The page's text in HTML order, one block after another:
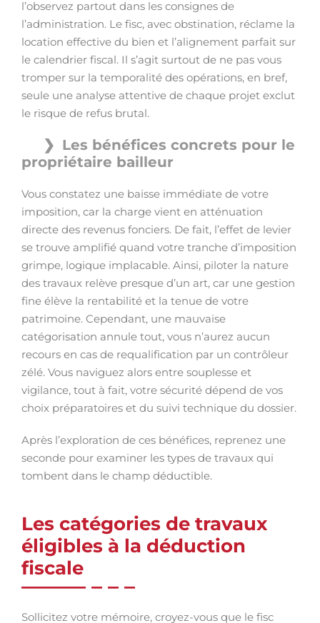
l’observez partout dans les consignes de
l’administration. Le fisc, avec obstination, réclame la
location effective du bien et l’alignement parfait sur
le calendrier fiscal. Il s’agit surtout de ne pas vous
tromper sur la temporalité des opérations, en bref,
seule une analyse attentive de chaque projet exclut
le risque de refus brutal.
Les bénéfices concrets pour le
propriétaire bailleur
Vous constatez une baisse immédiate de votre
imposition, car la charge vient en atténuation
directe des revenus fonciers. De fait, l’effet de levier
se trouve amplifié quand votre tranche d’imposition
grimpe, logique implacable. Ainsi, piloter la nature
des travaux relève presque d’un art, car une gestion
fine élève la rentabilité et la tenue de votre
patrimoine. Cependant, une mauvaise
catégorisation annule tout, vous n’aurez aucun
recours en cas de requalification par un contrôleur
zélé. Vous naviguez alors entre souplesse et
vigilance, tout à fait, votre sécurité dépend de vos
choix préparatoires et du suivi technique du dossier.
Après l’exploration de ces bénéfices, reprenez une
seconde pour examiner les types de travaux qui
tombent dans le champ déductible.
Les catégories de travaux
éligibles à la déduction
fiscale
Sollicitez votre mémoire, croyez-vous que le fisc